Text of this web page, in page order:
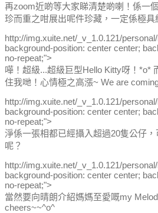
再zoom近啲等大家睇清楚啲喇！係一
珍而重之咁展出呢件珍藏，一定係極具
http://img.xuite.net/_v_1.0.121/
background-position: center center;
no-repeat;">
嘩！超級...超級巨型Hello Kitty呀！*o*
住我哋！心情極之高漲~ We are
http://img.xuite.net/_v_1.0.121/
background-position: center center;
no-repeat;">
淨係一張相都已經攝入超過20隻公仔
呢？
http://img.xuite.net/_v_1.0.121/
background-position: center center;
no-repeat;">
當然要向晴朗介紹媽媽至愛嘅my
cheers~~^o^